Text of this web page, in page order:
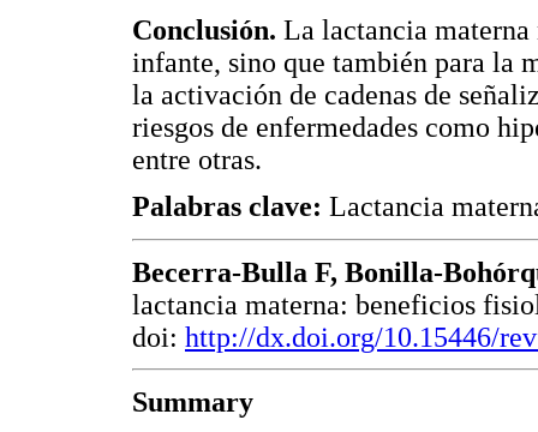
Conclusión. La lactancia
infante, sino que también para la
la activación de cadenas de
riesgos de enfermedades como
entre otras.
Palabras clave: Lactancia
Becerra-Bulla F, Bonilla-
lactancia materna: beneficios
doi: http://dx.doi.org/10.15446/
Summary